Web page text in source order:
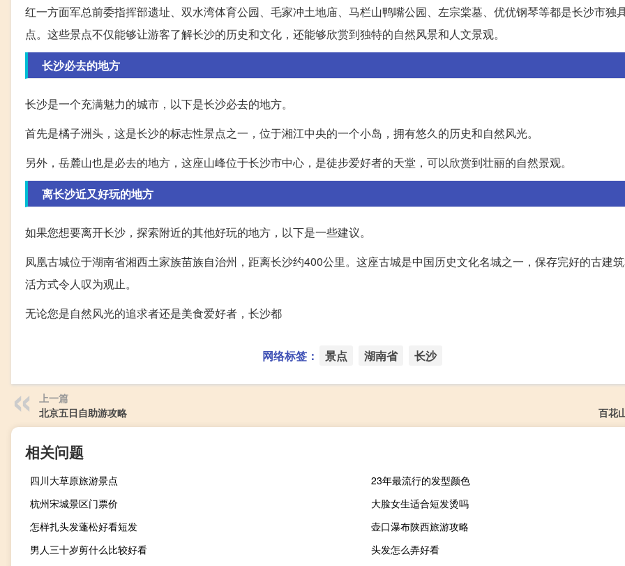
红一方面军总前委指挥部遗址、双水湾体育公园、毛家冲土地庙、马栏山鸭嘴公园、左宗棠墓、优优钢琴等都是长沙市独
点。这些景点不仅能够让游客了解长沙的历史和文化，还能够欣赏到独特的自然风景和人文景观。
长沙必去的地方
长沙是一个充满魅力的城市，以下是长沙必去的地方。
首先是橘子洲头，这是长沙的标志性景点之一，位于湘江中央的一个小岛，拥有悠久的历史和自然风光。
另外，岳麓山也是必去的地方，这座山峰位于长沙市中心，是徒步爱好者的天堂，可以欣赏到壮丽的自然景观。
离长沙近又好玩的地方
如果您想要离开长沙，探索附近的其他好玩的地方，以下是一些建议。
凤凰古城位于湖南省湘西土家族苗族自治州，距离长沙约400公里。这座古城是中国历史文化名城之一，保存完好的古建
活方式令人叹为观止。
无论您是自然风光的追求者还是美食爱好者，长沙都
网络标签： 景点 湖南省 长沙
上一篇
北京五日自助游攻略
百花
相关问题
四川大草原旅游景点
23年最流行的发型颜色
杭州宋城景区门票价
大脸女生适合短发烫吗
怎样扎头发蓬松好看短发
壶口瀑布陕西旅游攻略
男人三十岁剪什么比较好看
头发怎么弄好看